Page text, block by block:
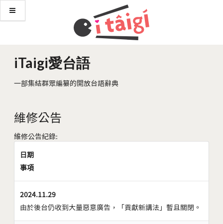
iTaigi愛台語
一部集結群眾編纂的開放台語辭典
維修公告
維修公告紀錄:
日期
事項
2024.11.29
由於後台仍收到大量惡意廣告，「貢獻新講法」暫且關閉。